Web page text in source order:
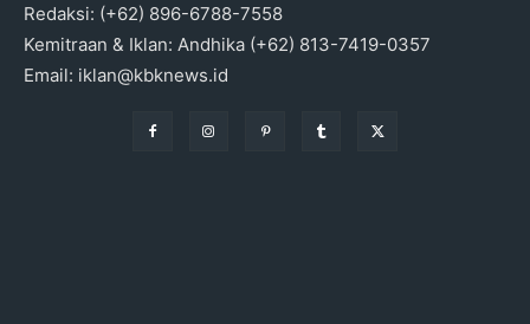
Redaksi: (+62) 896-6788-7558
Kemitraan & Iklan: Andhika (+62) 813-7419-0357
Email: iklan@kbknews.id